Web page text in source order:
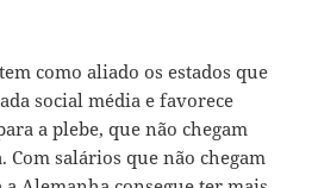
como aliado os estados que
social média e favorece
a plebe, que não chegam
Com salários que não chegam